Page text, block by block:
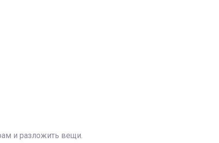
и разложить вещи.